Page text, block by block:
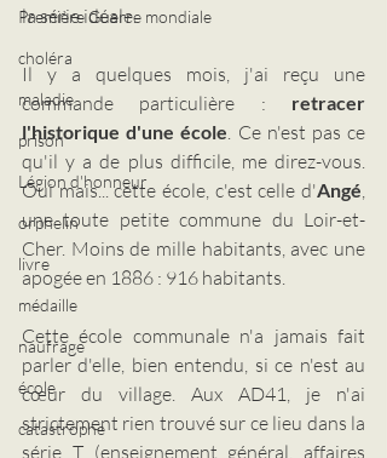
Première Guerre mondiale
choléra
maladie
prison
Légion d'honneur
orphelin
livre
médaille
naufrage
école
catastrophe
la série idéale.
Il y a quelques mois, j'ai reçu une
commande particulière : retracer
l'historique d'une école . Ce n'est pas ce
qu'il y a de plus difficile, me direz-vous.
Oui mais... cette école, c'est celle d'Angé
une toute petite commune du Loir-et-
Cher. Moins de mille habitants, avec une
apogée en 1886 : 916 habitants.
Cette école communale n'a jamais fait
parler d'elle, bien entendu, si ce n'est au
cœur du village. Aux AD41, je n'ai
strictement rien trouvé sur ce lieu dans la
série T (enseignement général, affaires